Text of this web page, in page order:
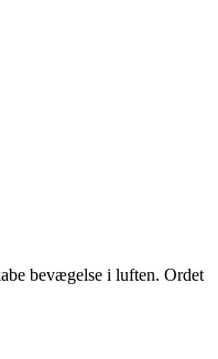
bevægelse i luften. Ordet